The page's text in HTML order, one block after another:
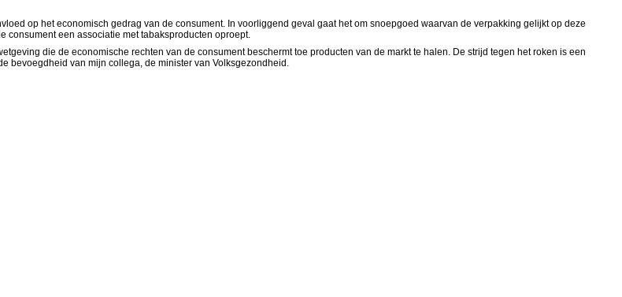
op het economisch gedrag van de consument. In voorliggend geval gaat het om snoepgoed waarvan de verpakking gelijkt op deze
consument een associatie met tabaksproducten oproept.
die de economische rechten van de consument beschermt toe producten van de markt te halen. De strijd tegen het roken is een
bevoegdheid van mijn collega, de minister van Volksgezondheid.